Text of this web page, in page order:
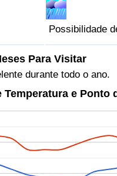
Possibilidade
Para Visitar
durante todo o ano.
Temperatura e Ponto